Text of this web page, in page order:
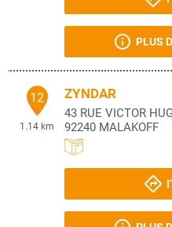
PLUS
12
1.14 km
ZYNDAR
43 RUE VICTOR
92240 MALAKOFF